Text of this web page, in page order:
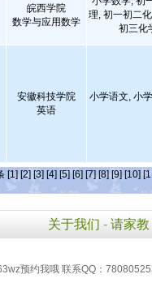
皖西学院
数学与应用数学
理, 初一初二
初三化
安徽科技学院
英语
小学语文, 小
[1] [2] [3] [4] [5] [6] [7] [8] [9] [10]
关于我们 - 请家教
预约我哦 联系QQ：